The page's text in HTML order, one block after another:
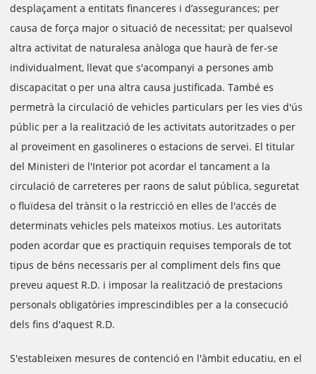
desplaçament a entitats financeres i d’assegurances; per
causa de força major o situació de necessitat; per qualsevol
altra activitat de naturalesa anàloga que haurà de fer-se
individualment, llevat que s'acompanyi a persones amb
discapacitat o per una altra causa justificada. També es
permetrà la circulació de vehicles particulars per les vies d'ús
públic per a la realització de les activitats autoritzades o per
al proveïment en gasolineres o estacions de servei. El titular
del Ministeri de l'Interior pot acordar el tancament a la
circulació de carreteres per raons de salut pública, seguretat
o fluïdesa del trànsit o la restricció en elles de l'accés de
determinats vehicles pels mateixos motius. Les autoritats
poden acordar que es practiquin requises temporals de tot
tipus de béns necessaris per al compliment dels fins que
preveu aquest R.D. i imposar la realització de prestacions
personals obligatòries imprescindibles per a la consecució
dels fins d'aquest R.D.
S'estableixen mesures de contenció en l'àmbit educatiu, en el